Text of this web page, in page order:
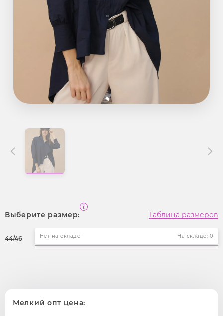
Выберите размер: Таблица размеров
44/46 Нет на складе На складе: 0
Мелкий опт цена: